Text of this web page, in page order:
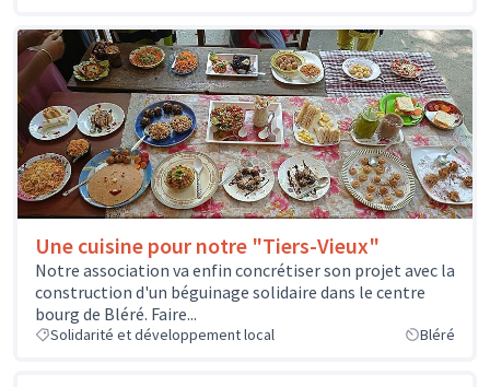
Une cuisine pour notre "Tiers-Vieux"
Notre association va enfin concrétiser son projet avec la
construction d'un béguinage solidaire dans le centre
bourg de Bléré. Faire...
Solidarité et développement local Bléré